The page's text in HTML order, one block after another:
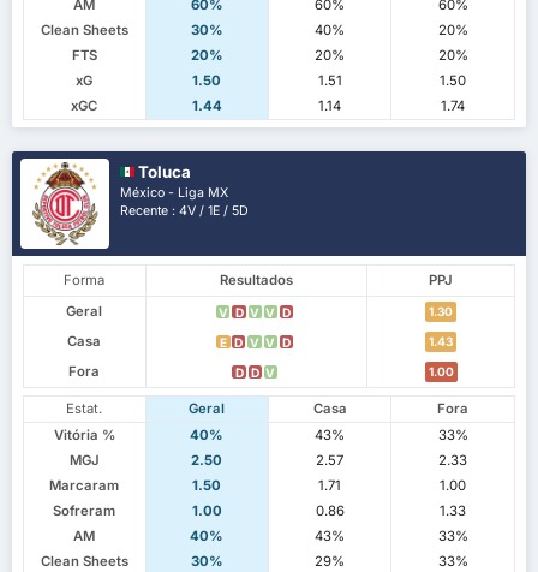
AM 60% 60%
60%
Clean Sheets
30% 40%
20%
FTS
20% 20%
20%
xG
1.50 1.51
1.50
xGC
1.44 1.14 1.74
Toluca
México - Liga MX
Recente : 4V / 1E / 5D
Forma Resultados
PPJ
Geral
V D V V D 1.30
Casa E D V V D 1.43
Fora D D V 1.00
Estat. Geral Casa
Fora
Vitória %
40% 43%
33%
MGJ
2.50 2.57
2.33
Marcaram
1.50 1.71
1.00
Sofreram
1.00 0.86
1.33
AM
40% 43%
33%
Clean Sheets
30% 29%
33%